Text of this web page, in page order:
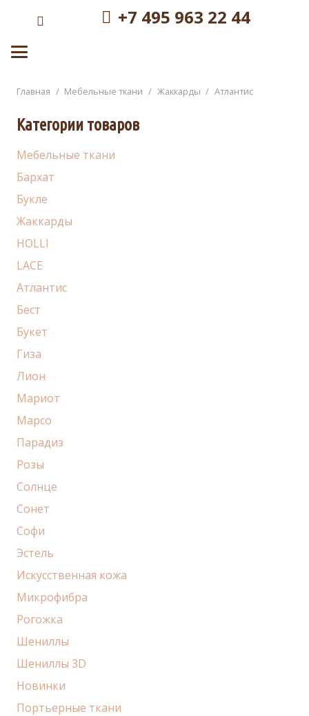
+7 495 963 22 44
Главная / Мебельные ткани / Жаккарды / Атлантис
Категории товаров
Мебельные ткани
Бархат
Букле
Жаккарды
HOLLI
LACE
Атлантис
Бест
Букет
Гиза
Лион
Мариот
Марсо
Парадиз
Розы
Солнце
Сонет
Софи
Эстель
Искусственная кожа
Микрофибра
Рогожка
Шениллы
Шениллы 3D
Новинки
Портьерные ткани